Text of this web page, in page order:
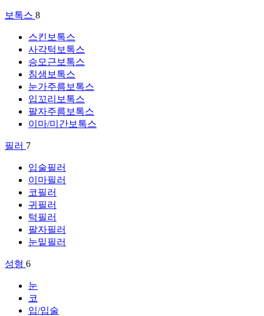
보톡스 8
스킨보톡스
사각턱보톡스
승모근보톡스
침샘보톡스
눈가주름보톡스
입꼬리보톡스
팔자주름보톡스
이마/미간보톡스
필러 7
입술필러
이마필러
코필러
귀필러
턱필러
팔자필러
눈밑필러
성형 6
눈
코
입/입술